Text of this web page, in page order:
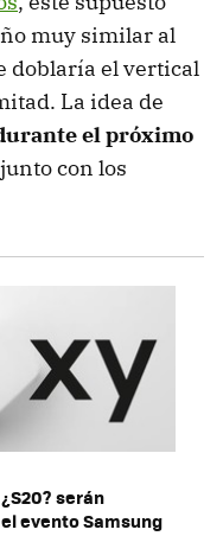
muy similar al
doblaría el vertical
La idea de
el próximo
con los
serán
evento Samsung